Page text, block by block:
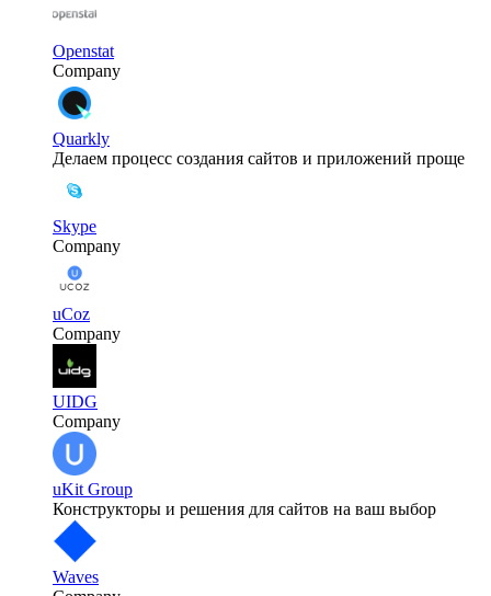
Openstat
Company
Quarkly
Делаем процесс создания сайтов и приложений проще
Skype
Company
uCoz
Company
UIDG
Company
uKit Group
Конструкторы и решения для сайтов на ваш выбор
Waves